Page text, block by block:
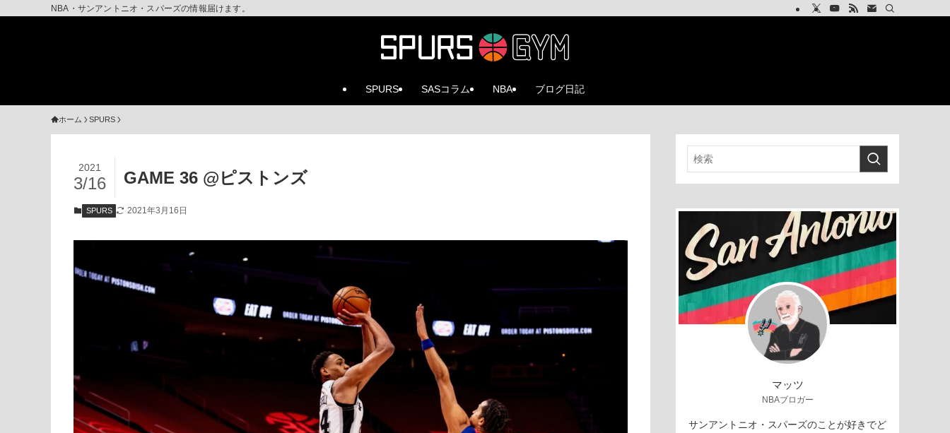
NBA・サンアントニオ・スパーズの情報届けます。
SPURS SASコラム NBA ブログ日記
ホーム SPURS
GAME 36 @ピストンズ
2021
3/16
SPURS 2021年3月16日
マッツ
NBAブロガー
サンアントニオ・スパーズのことが好きでど